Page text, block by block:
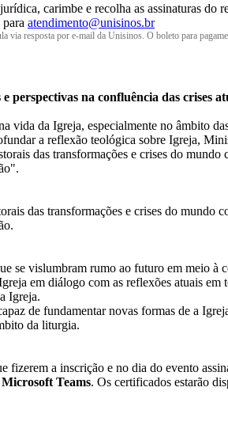
carimbe e recolha as assinaturas do
atendimento@unisinos.br
via resposta por e-mail da Unisinos. O boleto para
perspectivas na confluência das crises
vida da Igreja, especialmente no âmbito
a reflexão teológica sobre Igreja,
das transformações e crises do
das transformações e crises do mundo
se vislumbram rumo ao futuro em meio à
em diálogo com as reflexões atuais
Igreja.
de fundamentar novas formas de a
da liturgia.
fizerem a inscrição e no dia do evento
Microsoft Teams. Os certificados estarão